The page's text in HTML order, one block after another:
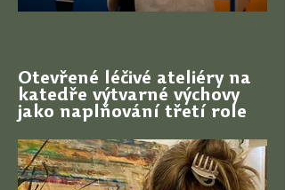
Otevřené léčivé ateliéry na
katedře výtvarné výchovy
jako naplňování třetí role